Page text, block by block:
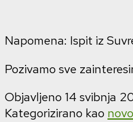
Napomena: Ispit iz
Pozivamo sve
Objavljeno 14 svibnja
Kategorizirano kao